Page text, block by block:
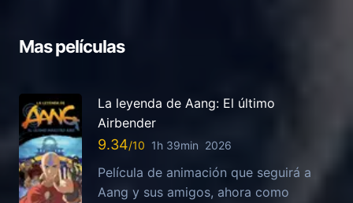
Mas películas
La leyenda de Aang: El último
Airbender
9.34 1h 39min 2026
Película de animación que seguirá a
Aang y sus amigos, ahora como